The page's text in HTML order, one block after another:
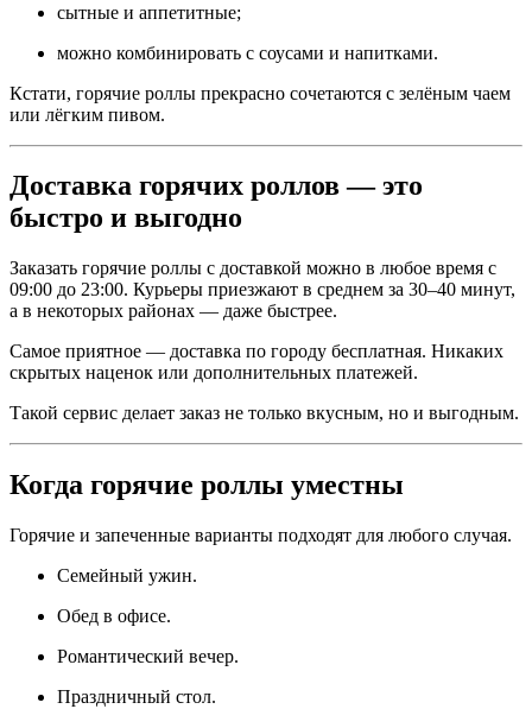
сытные и аппетитные;
можно комбинировать с соусами и напитками.
Кстати, горячие роллы прекрасно сочетаются с зелёным чаем
или лёгким пивом.
Доставка горячих роллов — это
быстро и выгодно
Заказать горячие роллы с доставкой можно в любое время с
09:00 до 23:00. Курьеры приезжают в среднем за 30–40 минут,
а в некоторых районах — даже быстрее.
Самое приятное — доставка по городу бесплатная. Никаких
скрытых наценок или дополнительных платежей.
Такой сервис делает заказ не только вкусным, но и выгодным.
Когда горячие роллы уместны
Горячие и запеченные варианты подходят для любого случая.
Семейный ужин.
Обед в офисе.
Романтический вечер.
Праздничный стол.